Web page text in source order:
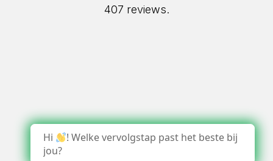
407 reviews.
Hi
! Welke vervolgstap past het beste bij
jou?